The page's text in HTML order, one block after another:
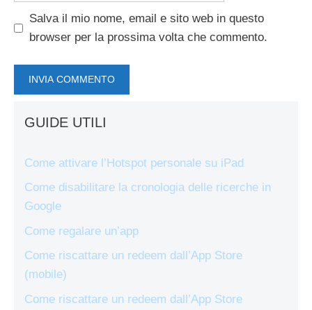
Salva il mio nome, email e sito web in questo
browser per la prossima volta che commento.
GUIDE UTILI
Come attivare l’Hotspot personale su iPad
Come disabilitare la cronologia delle ricerche in
Google
Come regalare un’app
Come riscattare un redeem dall’App Store
(mobile)
Come riscattare un redeem dall’App Store